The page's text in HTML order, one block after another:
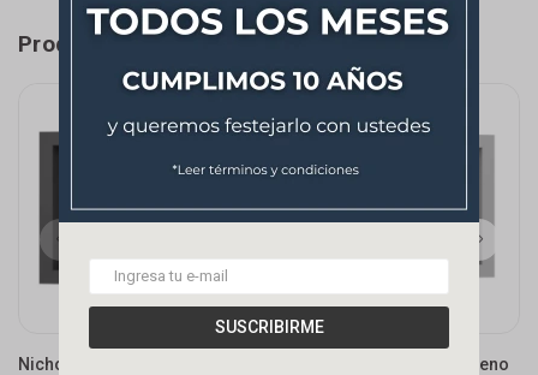
SUSCRIBIRME
Productos que te pueden interesar
Nicho Empotrar Polipropileno
Nicho Empotrar Polipropileno